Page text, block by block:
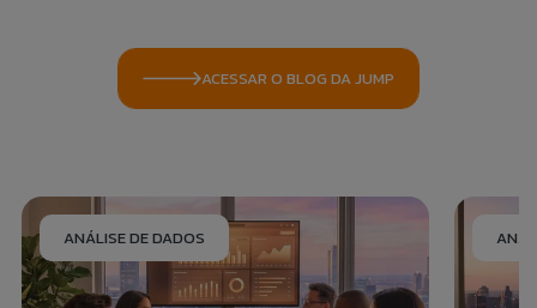
ACESSAR O BLOG DA JUMP
ANÁLISE DE DADOS